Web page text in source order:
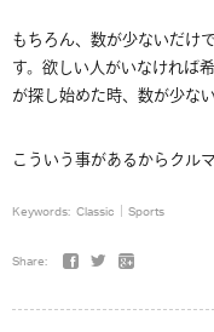
もちろん、数が少ないだけ
す。欲しい人がいなければ
が探し始めた時、数が少な
こういう事があるからクル
Keywords: Classic Sports
Share: